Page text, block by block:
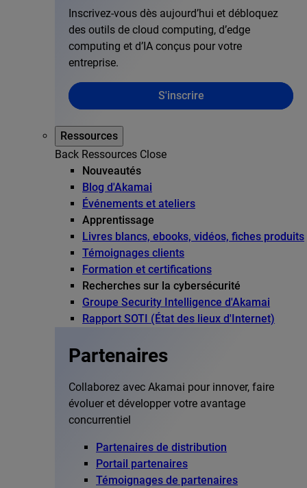
Inscrivez-vous dès aujourd’hui et débloquez
des outils de cloud computing, d’edge
computing et d’IA conçus pour votre
entreprise.
S'inscrire
Ressources
Back Ressources Close
Nouveautés
Blog d'Akamai
Événements et ateliers
Apprentissage
Livres blancs, ebooks, vidéos, fiches produits
Témoignages clients
Formation et certifications
Recherches sur la cybersécurité
Groupe Security Intelligence d'Akamai
Rapport SOTI (État des lieux d'Internet)
Partenaires
Collaborez avec Akamai pour innover, faire
évoluer et développer votre avantage
concurrentiel
Partenaires de distribution
Portail partenaires
Témoignages de partenaires